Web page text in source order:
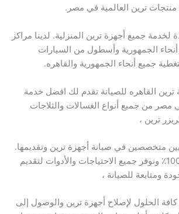
منتجات ترين العالمية في مصر.
لخدمة جميع أجهزة ترين المنزلية. لدينا مراكز
الجمهورية وأسطول من السيارات
جميع أنحاء الجمهورية والقاهره.
القاهره للصيانة تقدم لك افضل خدمة
مصر من جميع أنواع الغسالات والثلاجات
ترين ،
متخصصين في صيانة أجهزة ترين وتقديمها.
مع قطع غيار أصلية 100٪ ونوفر جميع الاحتياجات والأدوات لتقديم
ومتابعة للصيانة ،
الحلول لإصلاح أجهزة ترين والوصول إلى